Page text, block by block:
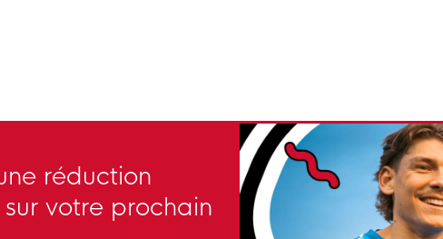
réduction
votre prochain